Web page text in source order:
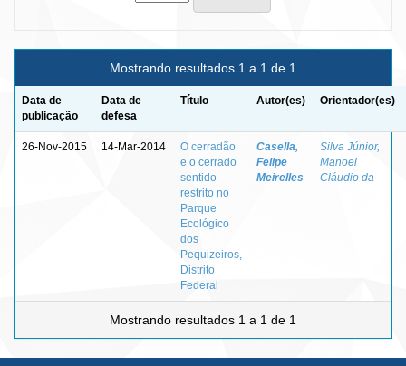
Mostrando resultados 1 a 1 de 1
Data de
publicação
Data de
defesa
Título Autor(es) Orientador(es)
26-Nov-2015 14-Mar-2014
O cerradão
e o cerrado
sentido
restrito no
Parque
Ecológico
dos
Pequizeiros,
Distrito
Federal
Casella,
Felipe
Meirelles
Silva Júnior,
Manoel
Cláudio da
Mostrando resultados 1 a 1 de 1